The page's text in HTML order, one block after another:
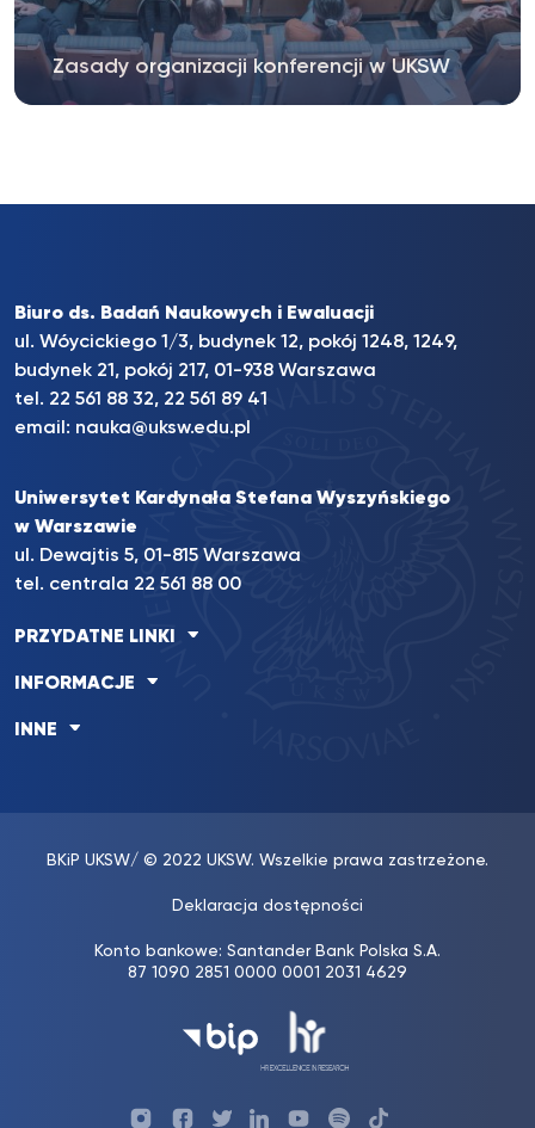
Zasady organizacji konferencji w UKSW
Biuro ds. Badań Naukowych i Ewaluacji
ul. Wóycickiego 1/3, budynek 12, pokój 1248, 1249,
budynek 21, pokój 217, 01-938 Warszawa
tel. 22 561 88 32, 22 561 89 41
email: nauka@uksw.edu.pl
Uniwersytet Kardynała Stefana Wyszyńskiego
w Warszawie
ul. Dewajtis 5, 01-815 Warszawa
tel. centrala 22 561 88 00
PRZYDATNE LINKI
INFORMACJE
INNE
BKiP UKSW/ © 2022 UKSW. Wszelkie prawa zastrzeżone.
Deklaracja dostępności
Konto bankowe: Santander Bank Polska S.A.
87 1090 2851 0000 0001 2031 4629
Profil ProfilProfilProfil UKSWProfilUKSW